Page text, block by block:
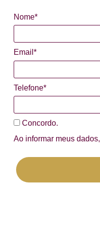
Nome*
Email*
Telefone*
Concordo.
Ao informar meus